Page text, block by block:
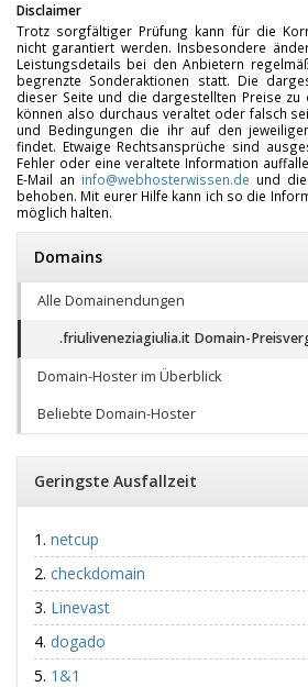
Disclaimer
Trotz sorgfältiger Prüfung kann für die
nicht garantiert werden. Insbesondere
Leistungsdetails bei den Anbietern
begrenzte Sonderaktionen statt. Die
dieser Seite und die dargestellten Preise zu
können also durchaus veraltet oder falsch
und Bedingungen die ihr auf den
findet. Etwaige Rechtsansprüche sind
Fehler oder eine veraltete Information
E-Mail an info@webhosterwissen.de und
behoben. Mit eurer Hilfe kann ich so die
möglich halten.
Domains
Alle Domainendungen
.friuliveneziagiulia.it Domain-
Domain-Hoster im Überblick
Beliebte Domain-Hoster
Geringste Ausfallzeit
netcup
checkdomain
Linevast
dogado
1&1